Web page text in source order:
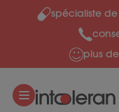
Skip to content
spécialiste
plus